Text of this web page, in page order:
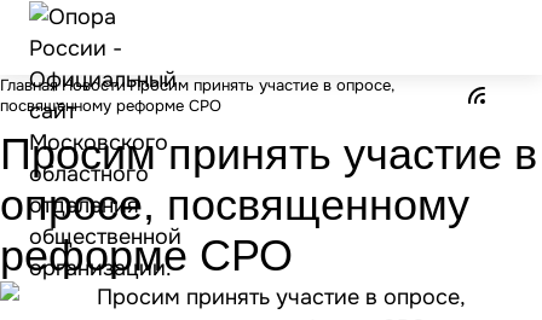
Главная Новости Просим принять участие в опросе,
посвященному реформе СРО
Просим принять участие в
опросе, посвященному
реформе СРО